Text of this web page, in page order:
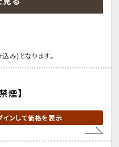
み)となります。
煙】
インして価格を表示